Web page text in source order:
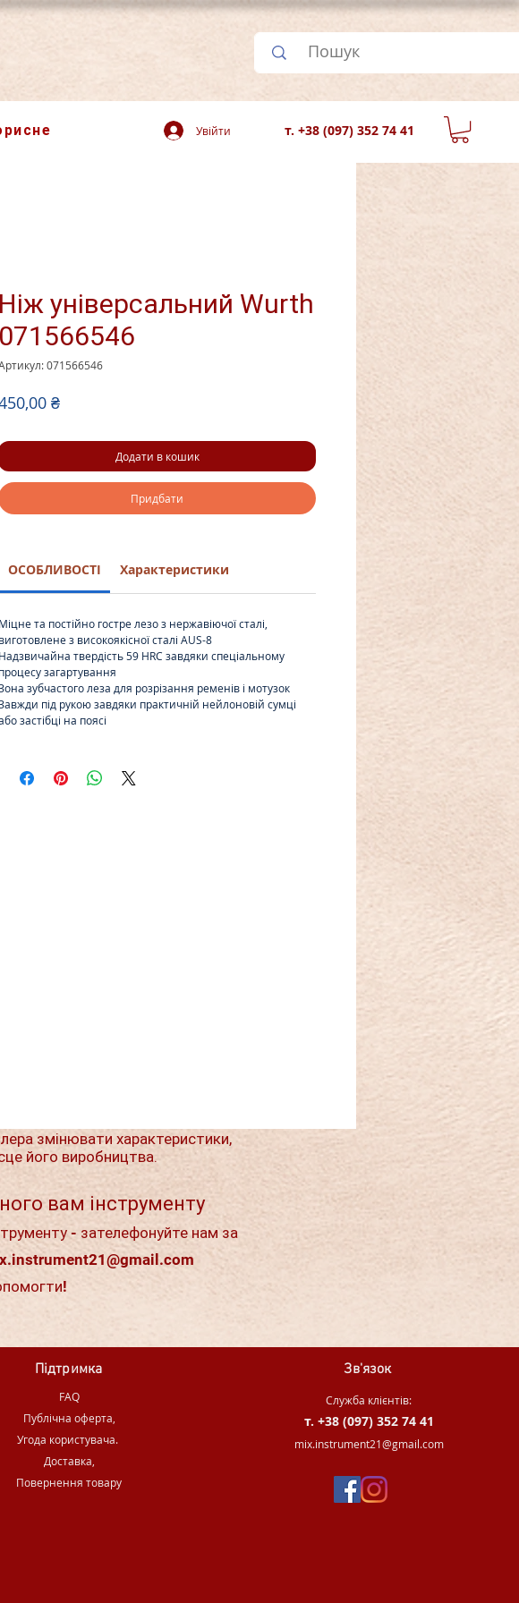
т. +38 (097) 352 74 41
Увійти
Ніж універсальний Wurth
071566546
071566546
₴Ціна
Додати в кошик
Придбати
ОСОБЛИВОСТІ Характеристики
Міцне та постійно гостре лезо з нержавіючої сталі,
виготовлене з високоякісної сталі AUS-8
Надзвичайна твердість 59 HRC завдяки спеціальному
процесу загартування
зубчастого леза для розрізання ременів і мотузок
під рукою завдяки практичній нейлоновій сумці
застібці на поясі
змінювати характеристики,
його виробництва.
вам інструменту
- зателефонуйте нам за
Підтримка
FAQ
Публічна оферта,
Угода користувача.
Доставка,
Повернення товару
Зв'язок
Служба клієнтів:
т. +38 (097) 352 74 41
mix.instrument21@gmail.com